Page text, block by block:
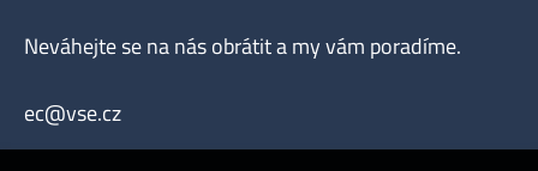
Neváhejte se na nás obrátit a my vám poradíme.
ec@vse.cz